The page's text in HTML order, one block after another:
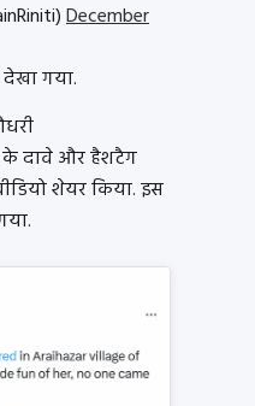
December
गया.
के दावे और हैशटैग
शेयर किया. इस